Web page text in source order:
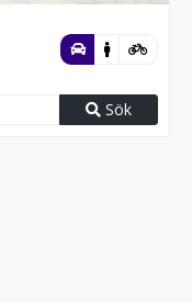
Sök